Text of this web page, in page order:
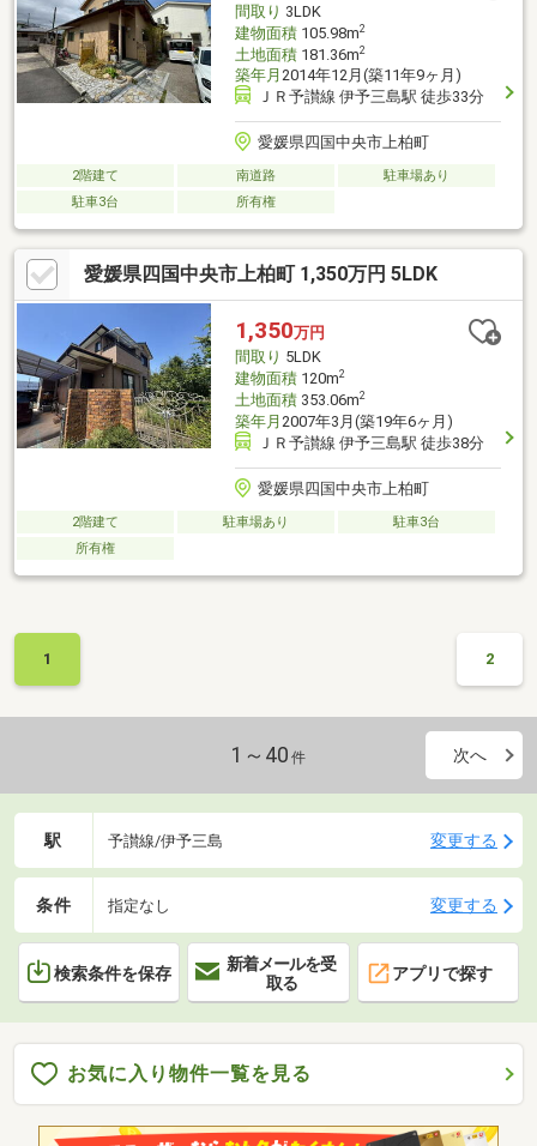
間取り 3LDK
建物面積105.98m2
土地面積181.36m2
築年月 2014年12月(築11年9ヶ月)
ＪＲ予讃線 伊予三島駅 徒歩33分
愛媛県四国中央市上柏町
2階建て 南道路
駐車場あり
駐車3台
所有権
愛媛県四国中央市上柏町 1,350万円 5LDK
1,350万円
間取り 5LDK
建物面積120m2
土地面積353.06m2
築年月 2007年3月(築19年6ヶ月)
ＪＲ予讃線 伊予三島駅 徒歩38分
愛媛県四国中央市上柏町
2階建て 駐車場あり
駐車3台
所有権
1 2
1～40 件 次へ
駅 予讃線/伊予三島 変更する
条件 指定なし 変更する
検索条件を保存
新着メールを受
取る
アプリで探す
お気に入り物件一覧を見る